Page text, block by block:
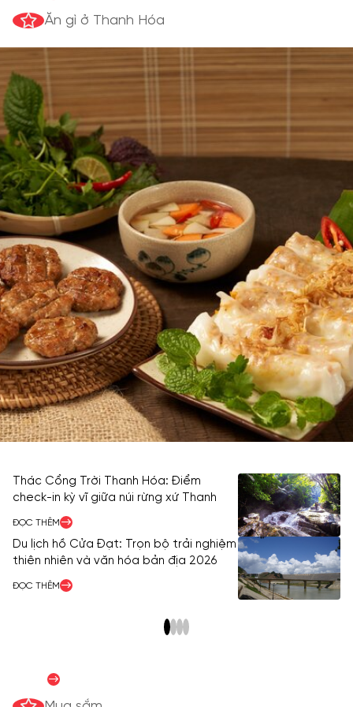
Ăn gì ở Thanh Hóa
Thác Cổng Trời Thanh Hóa: Điểm
check-in kỳ vĩ giữa núi rừng xứ Thanh
ĐỌC THÊM
Du lịch hồ Cửa Đạt: Trọn bộ trải nghiệm
thiên nhiên và văn hóa bản địa 2026
ĐỌC THÊM